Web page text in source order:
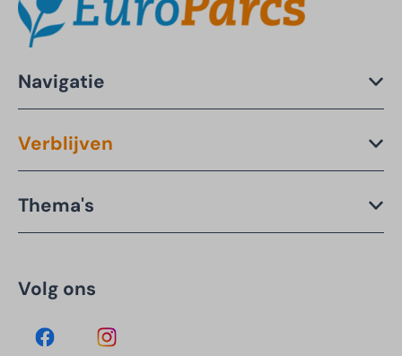
Navigatie
Verblijven
Thema's
Volg ons